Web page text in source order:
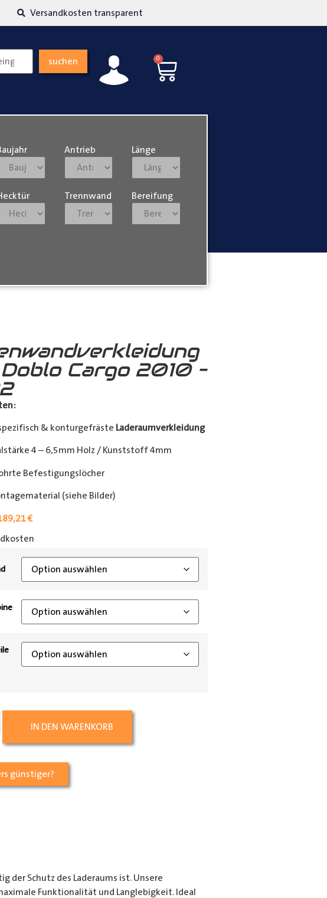
Versandkosten transparent
suchen 0
Antrieb Länge
Trennwand Bereifung
Cargo 2010 –
& konturgefräste Laderaumverkleidung
4 – 6,5mm Holz / Kunststoff 4mm
Befestigungslöcher
(siehe Bilder)
€
IN DEN WARENKORB
günstiger?
der Schutz des Laderaums ist. Unsere
Funktionalität und Langlebigkeit. Ideal